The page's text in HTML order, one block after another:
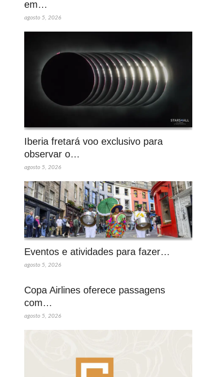
em…
agosto 5, 2026
Iberia fretará voo exclusivo para
observar o…
agosto 5, 2026
Eventos e atividades para fazer…
agosto 5, 2026
Copa Airlines oferece passagens
com…
agosto 5, 2026